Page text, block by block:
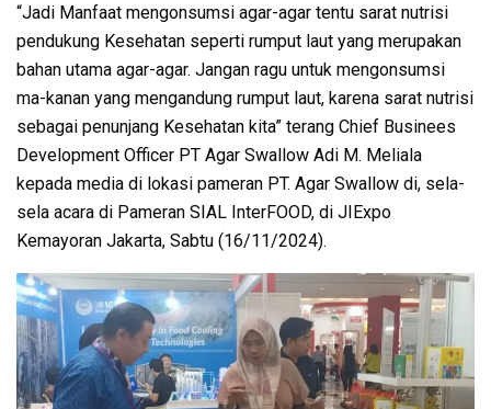
“Jadi Manfaat mengonsumsi agar-agar tentu sarat nutrisi
pendukung Kesehatan seperti rumput laut yang merupakan
bahan utama agar-agar. Jangan ragu untuk mengonsumsi
ma-kanan yang mengandung rumput laut, karena sarat nutrisi
sebagai penunjang Kesehatan kita” terang Chief Businees
Development Officer PT Agar Swallow Adi M. Meliala
kepada media di lokasi pameran PT. Agar Swallow di, sela-
sela acara di Pameran SIAL InterFOOD, di JIExpo
Kemayoran Jakarta, Sabtu (16/11/2024).